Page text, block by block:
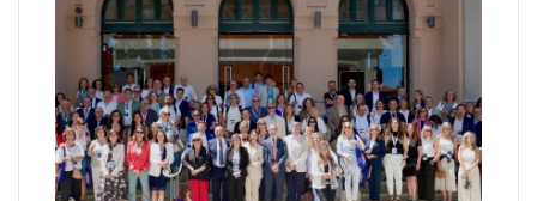
e
n
l
í
n
i
a